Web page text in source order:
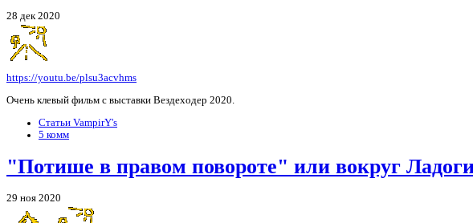
28 дек 2020
https://youtu.be/plsu3acvhms
Очень клевый фильм с выставки Вездеходер 2020.
Статьи VampirY's
5 комм
"Потише в правом повороте" или вокруг
29 ноя 2020